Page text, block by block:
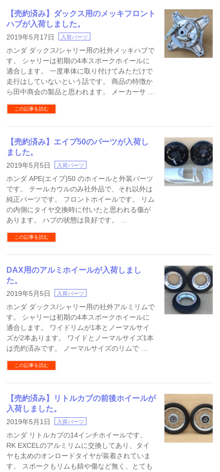
【売約済み】ダックス用のメッキフロント
ハブが入荷しました。
2019年5月17日 入荷パーツ
ホンダ ダックス/シャリー用の社外メッキハブで
す。 シャリーは初期の4本スポークホイールに
適合します。 一度車体に取り付けてみただけで
走行はしていないという話です。 商品の特徴か
ら田中商会の製品と思われます。 メーカーサ …
この記事を読む
【売約済み】エイプ50のパーツが入荷し
ました。
2019年5月5日 入荷パーツ
ホンダ APE(エイプ)50 のホイールと外装パーツ
です。 テールカウルのみ社外品で、それ以外は
純正パーツです。 フロントホイールです。 リム
の内側にタイヤ交換時に付いたと思われる傷が
あります。 ハブの状態は良好です。 …
この記事を読む
DAX用のアルミホイールが入荷しまし
た。
2019年5月5日 入荷パーツ
ホンダ ダックス/シャリー用の社外アルミリムで
す。 シャリーは初期の4本スポークホイールに
適合します。 ワイドリムが1本とノーマルサイ
ズが2本あります。 ワイドとノーマルサイズ1本
は売約済みです。 ノーマルサイズのリムで …
この記事を読む
【売約済み】リトルカブの前後ホイールが
入荷しました。
2019年5月1日 入荷パーツ
ホンダ リトルカブの14インチホイールです。
RK EXCELのアルミリムに交換してあり、タイ
ヤも太めのオンロードタイヤが装着されていま
す。 スポークもリムも錆や傷など無く、とても